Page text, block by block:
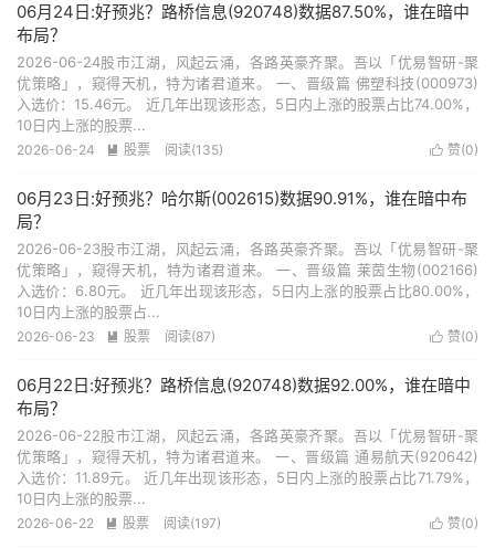
06月24日:好预兆？路桥信息(920748)数据87.50%，谁在暗中
布局？
2026-06-24股市江湖，风起云涌，各路英豪齐聚。吾以「优易智研-聚
优策略」，窥得天机，特为诸君道来。 一、晋级篇 佛塑科技(000973)
入选价：15.46元。 近几年出现该形态，5日内上涨的股票占比74.00%，
10日内上涨的股票...
 赞(0)
2026-06-24  股票 阅读(135)
06月23日:好预兆？哈尔斯(002615)数据90.91%，谁在暗中布
局？
2026-06-23股市江湖，风起云涌，各路英豪齐聚。吾以「优易智研-聚
优策略」，窥得天机，特为诸君道来。 一、晋级篇 莱茵生物(002166)
入选价：6.80元。 近几年出现该形态，5日内上涨的股票占比80.00%，
10日内上涨的股票占...
 赞(0)
2026-06-23  股票 阅读(87)
06月22日:好预兆？路桥信息(920748)数据92.00%，谁在暗中
布局？
2026-06-22股市江湖，风起云涌，各路英豪齐聚。吾以「优易智研-聚
优策略」，窥得天机，特为诸君道来。 一、晋级篇 通易航天(920642)
入选价：11.89元。 近几年出现该形态，5日内上涨的股票占比71.79%，
10日内上涨的股票...
 赞(0)
2026-06-22  股票 阅读(197)